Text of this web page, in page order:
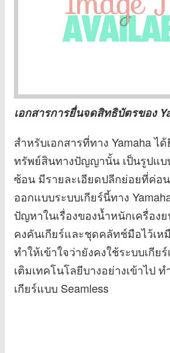
เอกสารการยื่นจดสิทธิบัตรของ
สำหรับเอกสารที่ทาง Yamaha ไ
ทรัพย์สินทางปัญญานั้น เป็นรูปแ
ซ้อน มีรายละเอียดปลีกย่อยที่ค่อ
ออกแบบระบบเกียร์นี้ทาง
ปัญหาในเรื่องของน้ำหนักเครื่อง
คงคันเกียร์และชุดคลัทช์มือไว้เห
ทำให้เข้าใจว่ายังคงใช้ระบบเกีย
เติมเทคโนโลยีบางอย่างเข้าไป
เกียร์แบบ Seamless